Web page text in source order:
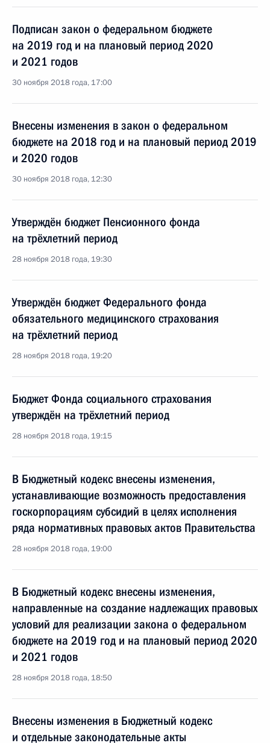
Подписан закон о федеральном бюджете
на 2019 год и на плановый период 2020
и 2021 годов
30 ноября 2018 года, 17:00
Внесены изменения в закон о федеральном
бюджете на 2018 год и на плановый период 2019
и 2020 годов
30 ноября 2018 года, 12:30
Утверждён бюджет Пенсионного фонда
на трёхлетний период
28 ноября 2018 года, 19:30
Утверждён бюджет Федерального фонда
обязательного медицинского страхования
на трёхлетний период
28 ноября 2018 года, 19:20
Бюджет Фонда социального страхования
утверждён на трёхлетний период
28 ноября 2018 года, 19:15
В Бюджетный кодекс внесены изменения,
устанавливающие возможность предоставления
госкорпорациям субсидий в целях исполнения
ряда нормативных правовых актов Правительства
28 ноября 2018 года, 19:00
В Бюджетный кодекс внесены изменения,
направленные на создание надлежащих правовых
условий для реализации закона о федеральном
бюджете на 2019 год и на плановый период 2020
и 2021 годов
28 ноября 2018 года, 18:50
Внесены изменения в Бюджетный кодекс
и отдельные законодательные акты